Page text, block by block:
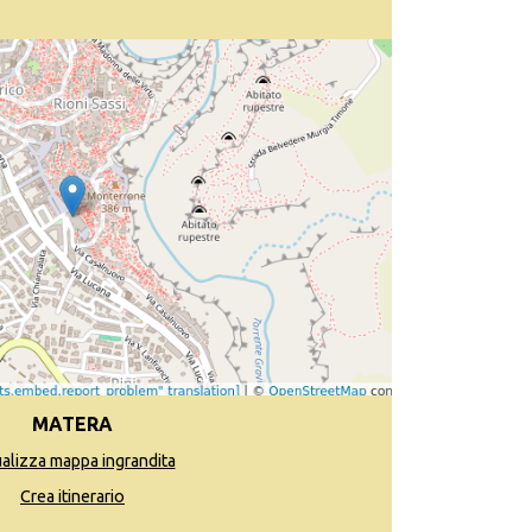
MATERA
mappa ingrandita
Crea itinerario